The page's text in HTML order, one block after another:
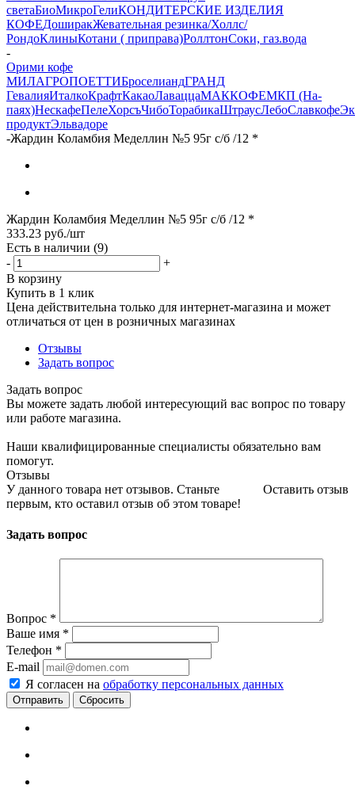
светаБиоМикроГелиКОНДИТЕРСКИЕ ИЗДЕЛИЯ
КОФЕДоширакЖевательная резинка/Холлс/
РондоКлиныКотани ( приправа)РоллтонСоки, газ.вода
-
Орими кофе
МИЛАГРОПОЕТТИБроселиандГРАНД
ГевалияИталкоКрафтКакаоЛаваццаМАККОФЕМКП (На-
паях)НескафеПелеХорсъЧибоТорабикаШтраусЛебоСлавкофе
продуктЭльвадоре
-Жардин Коламбия Меделлин №5 95г с/б /12 *
Жардин Коламбия Меделлин №5 95г с/б /12 *
333.23 руб./шт
Есть в наличии (9)
-
+
В корзину
Купить в 1 клик
Цена действительна только для интернет-магазина и может
отличаться от цен в розничных магазинах
Отзывы
Задать вопрос
Задать вопрос
Вы можете задать любой интересующий вас вопрос по товару
или работе магазина.
Наши квалифицированные специалисты обязательно вам
помогут.
Отзывы
Оставить отзыв
У данного товара нет отзывов. Станьте
первым, кто оставил отзыв об этом товаре!
Задать вопрос
Вопрос *
Ваше имя *
Телефон *
E-mail
Я согласен на обработку персональных данных
Сбросить